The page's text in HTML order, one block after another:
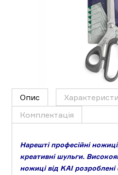
Опис
Комплектація
Нарешті професійні
креативні шульги.
ножиці від KAI розроблені